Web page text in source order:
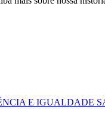
E IGUALDADE